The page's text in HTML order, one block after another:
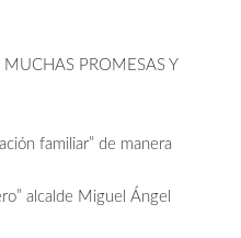
PROMESAS Y
familiar” de manera
alcalde Miguel Ángel